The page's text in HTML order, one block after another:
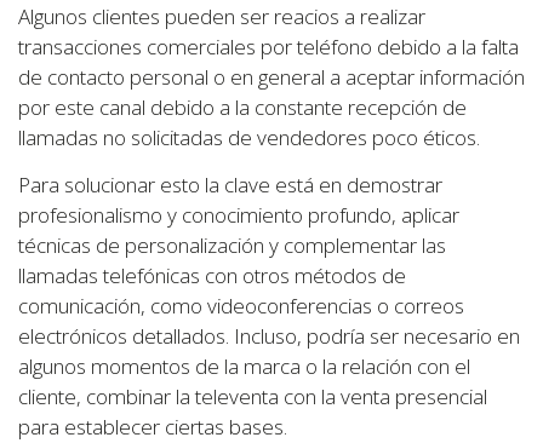
Algunos clientes pueden ser reacios a realizar
transacciones comerciales por teléfono debido a la falta
de contacto personal o en general a aceptar información
por este canal debido a la constante recepción de
llamadas no solicitadas de vendedores poco éticos.
Para solucionar esto la clave está en demostrar
profesionalismo y conocimiento profundo, aplicar
técnicas de personalización y complementar las
llamadas telefónicas con otros métodos de
comunicación, como videoconferencias o correos
electrónicos detallados. Incluso, podría ser necesario en
algunos momentos de la marca o la relación con el
cliente, combinar la televenta con la venta presencial
para establecer ciertas bases.